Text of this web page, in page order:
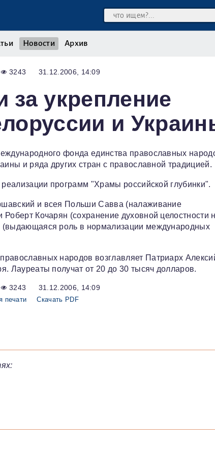
Новости Архив
3243 31.12.2006, 14:09
за укрепление
и
фонда единства православных
и ряда других стран с православной традицией.
программ "Храмы российской глубинки".
и всея Польши Савва (налаживание
Кочарян (сохранение духовной целостности
(выдающаяся роль в нормализации международных
народов возглавляет Патриарх
Лауреаты получат от 20 до 30 тысяч долларов.
3243 31.12.2006, 14:09
печати Скачать PDF